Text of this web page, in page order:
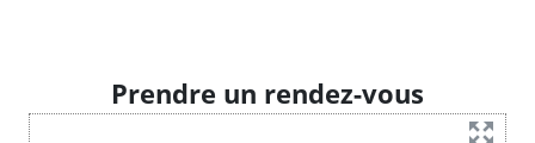
Prendre un rendez-vous